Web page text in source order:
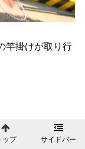
竿掛けが取り行
ップ サイドバー